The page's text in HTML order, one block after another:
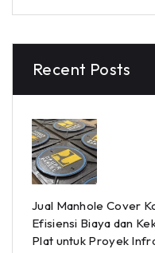
Recent Posts
Jual Manhole Cover
Efisiensi Biaya dan
Plat untuk Proyek